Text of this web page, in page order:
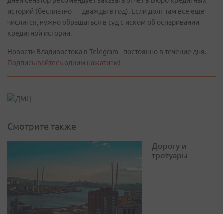
историй (бесплатно — дважды в год). Если долг там все еще
числится, нужно обращаться в суд с иском об оспаривании
кредитной истории.
Новости Владивостока в Telegram - постоянно в течение дня.
Подписывайтесь одним нажатием!
Смотрите также
Дорогу и
тротуары